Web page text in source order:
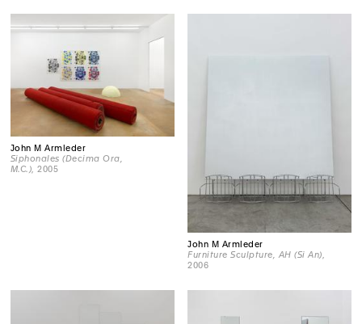
John M Armleder
Siphonales (Decima Ora,
M.C.) , 2005
John M Armleder
Furniture Sculpture, AH (Si An)
2006